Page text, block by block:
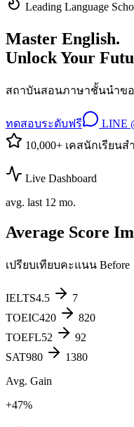
Leading Language
Master English.
Unlock Your
สถาบันสอนภาษาชั้นนำข
ทดสอบระดับฟรี
LINE
10,000+ เคสนักเรียนส
Live Dashboard
avg. last 12 mo.
Average Score
เปรียบเทียบคะแนน
IELTS4.5
7
TOEIC420
820
TOEFL52
92
SAT980
1380
Avg. Gain
+47%